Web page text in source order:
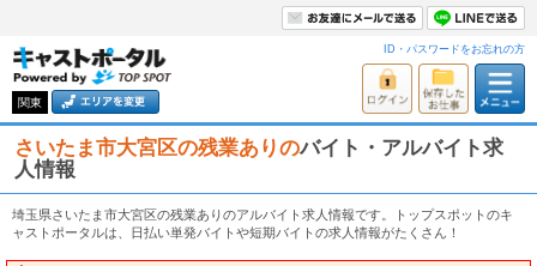
関東
ID・パスワードをお忘れの方
さいたま市大宮区の残業ありのバイト・アルバイト求
人情報
埼玉県さいたま市大宮区の残業ありのアルバイト求人情報です。トップスポットのキ
ャストポータルは、日払い単発バイトや短期バイトの求人情報がたくさん！